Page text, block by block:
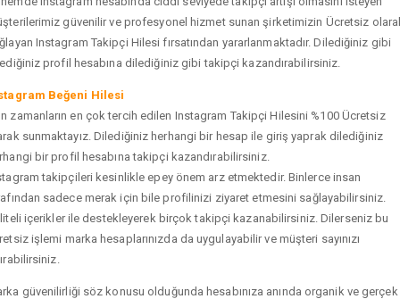
güvenilir ve profesyonel hizmet sunan şirketimizin Ücretsiz
Instagram Takipçi Hilesi fırsatından yararlanmaktadır. Dilediğiniz gibi
profil hesabına dilediğiniz gibi takipçi kazandırabilirsiniz.
Beğeni Hilesi
zamanların en çok tercih edilen Instagram Takipçi Hilesini %100 Ücretsiz
sunmaktayız. Dilediğiniz herhangi bir hesap ile giriş yaprak dilediğiniz
bir profil hesabına takipçi kazandırabilirsiniz.
takipçileri kesinlikle epey önem arz etmektedir. Binlerce insan
sadece merak için bile profilinizi ziyaret etmesini sağlayabilirsiniz.
içerikler ile destekleyerek birçok takipçi kazanabilirsiniz. Dilerseniz bu
işlemi marka hesaplarınızda da uygulayabilir ve müşteri sayınızı
güvenilirliği söz konusu olduğunda hesabınıza anında organik ve gerçek